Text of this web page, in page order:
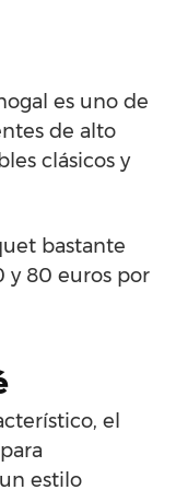
es uno de
de alto
clásicos y
bastante
y 80 euros por
el
estilo